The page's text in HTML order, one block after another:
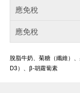
應免稅
應免稅
脫脂牛奶、菊糖（纖維）
D3）、β-胡蘿蔔素